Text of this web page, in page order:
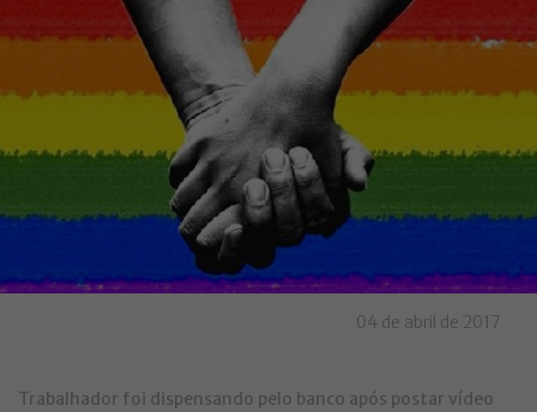
04 de abril de 2017
Trabalhador foi dispensando pelo banco após postar vídeo